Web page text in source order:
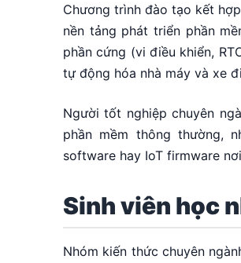
Chương trình đào tạo kết
nền tảng phát triển phần
phần cứng (vi điều khiển,
tự động hóa nhà máy và xe
Người tốt nghiệp chuyên
phần mềm thông thường,
software hay IoT firmware
Sinh viên học
Nhóm kiến thức chuyên